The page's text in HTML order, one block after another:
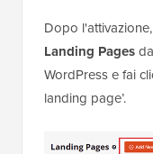
Dopo
Landing Pages
WordPress e fai
landing page’.